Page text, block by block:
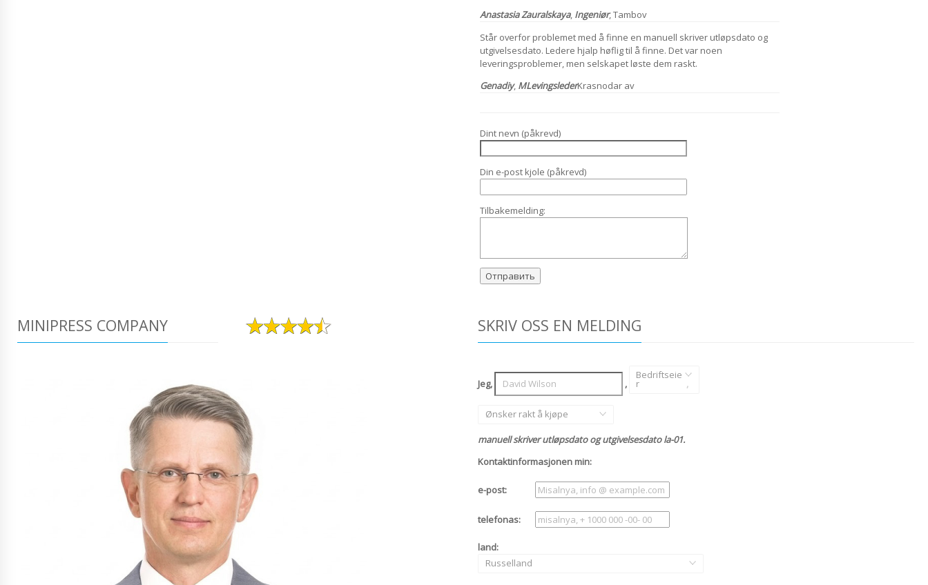
Anastasia Zauralskaya, Ingeniør, Tambov
Står overfor problemet med å finne en manuell skriver utløpsdato og
utgivelsesdato. Ledere hjalp høflig til å finne. Det var noen
leveringsproblemer, men selskapet løste dem raskt.
Genadiy, MLevingslederKrasnodar av
Dint nevn (påkrevd)
Din e-post kjole (påkrevd)
Tilbakemelding:
MINIPRESS COMPANY SKRIV OSS EN MELDING
Jeg, ,
Bedriftseie
r ,
Ønsker rakt å kjøpe
manuell skriver utløpsdato og utgivelsesdato la-01.
Kontaktinformasjonen min:
e-post:
telefonas:
land:
Russelland